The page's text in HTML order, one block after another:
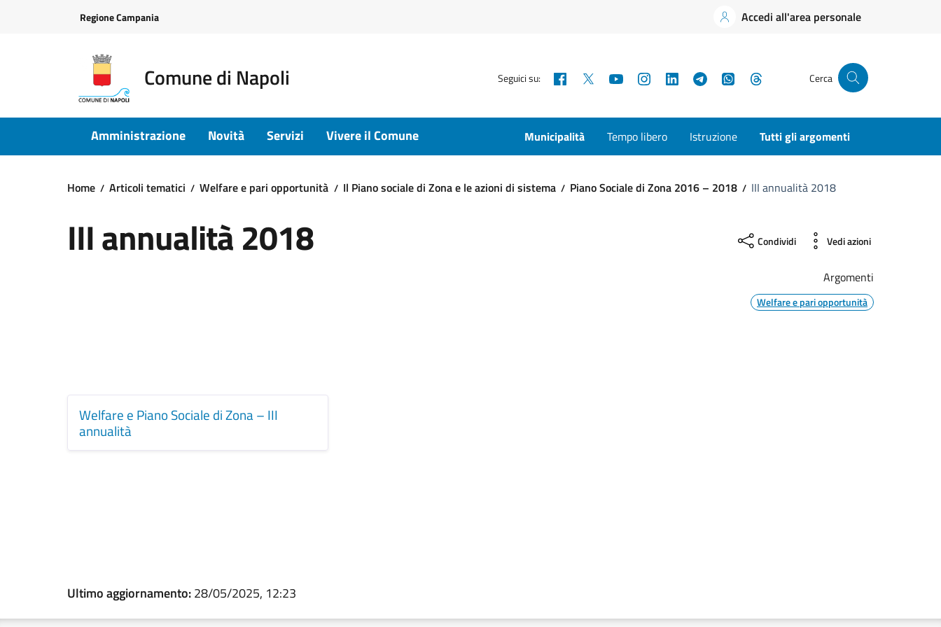
Regione Campania Accedi all'area personale
Comune di Napoli Seguici su: Facebook YouTubeInstagramLinkedInTelegramWhatsApp Cerca
Amministrazione Novità Servizi Vivere il Comune Municipalità Tempo libero Istruzione Tutti gli argomenti
Home Articoli tematici Welfare e pari opportunità Il Piano sociale di Zona e le azioni di sistema Piano Sociale di Zona 2016 – 2018 III annualità 2018
III annualità 2018 Condividi Vedi azioni
Argomenti
Welfare e pari opportunità
Welfare e Piano Sociale di Zona – III
annualità
Ultimo aggiornamento:28/05/2025, 12:23